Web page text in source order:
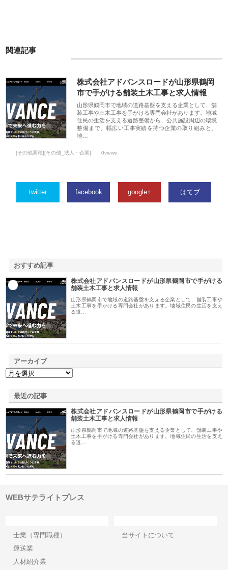
関連記事
株式会社アドバンスロードが山形県鶴岡
市で手がける舗装土木工事と求人情報
山形県鶴岡市で地域の道路基盤を支える企業として、舗
装工事や土木工事を手がける専門会社があります。地域
住民の生活を支える道路整備から、公共施設周辺の環境
整備まで、幅広い工事実績を持つ企業の取り組みと、
地…
[その他業種][その他_法人・企業] 0views
twitter facebook google+ はてブ
おすすめ記事
株式会社アドバンスロードが山形県鶴岡市で手がける
舗装土木工事と求人情報
山形県鶴岡市で地域の道路基盤を支える企業として、舗装工事や
土木工事を手がける専門会社があります。地域住民の生活を支え
る道…
アーカイブ
最近の記事
株式会社アドバンスロードが山形県鶴岡市で手がける
舗装土木工事と求人情報
山形県鶴岡市で地域の道路基盤を支える企業として、舗装工事や
土木工事を手がける専門会社があります。地域住民の生活を支え
る道…
WEBサテライトプレス
士業（専門職種）
運送業
人材紹介業
当サイトについて